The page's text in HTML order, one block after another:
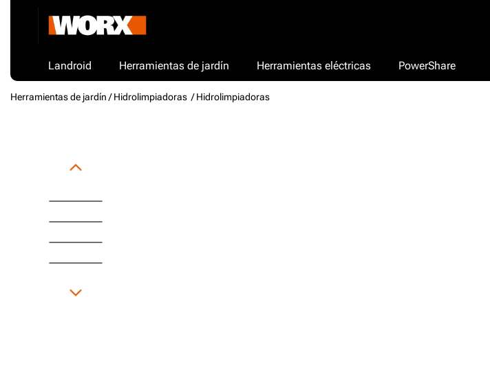
Landroid Herramientas de jardín Herramientas eléctricas PowerShare
Herramientas de jardín /Hidrolimpiadoras / Hidrolimpiadoras